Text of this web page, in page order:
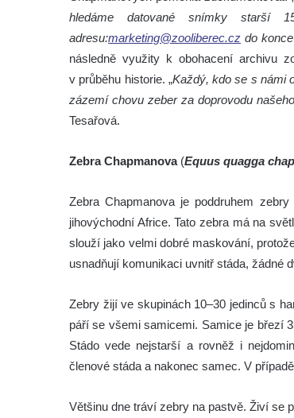
hledáme datované snímky starší
adresu:marketing@zooliberec.cz do
následně využity k obohacení archivu
v průběhu historie. „Každý, kdo se s námi
zázemí chovu zeber za doprovodu
Tesařová.
Zebra Chapmanova(Equus quagga
Zebra Chapmanova je poddruhem
jihovýchodní Africe. Tato zebra má na
slouží jako velmi dobré maskování,
usnadňují komunikaci uvnitř stáda, žádné
Zebry žijí ve skupinách 10–30 jedinců s
páří se všemi samicemi. Samice je březí
Stádo vede nejstarší a rovněž i
členové stáda a nakonec samec. V
Většinu dne tráví zebry na pastvě. Živí se